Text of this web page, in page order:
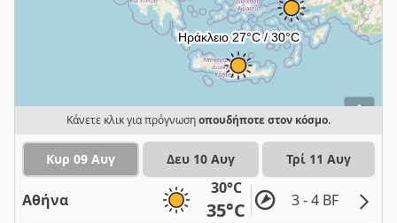
i
Κάνετε κλικ για πρόγνωσηοπουδήποτε στον κόσμο.
Κυρ 09 Αυγ Δευ 10 Αυγ Τρί 11 Αυγ
Αθήνα
30°C
35°C 3 - 4 BF